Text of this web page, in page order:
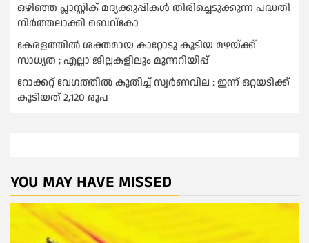
ഒഴിഞ്ഞ പ്ലാസ്റ്റിക് മദ്യക്കുപ്പികള്‍ തിരിച്ചെടുക്കുന്ന പദ്ധതി
നിര്‍ത്തലാക്കി ബെവ്കോ
കേരളത്തിൽ ശക്തമായ കാറ്റോടു കൂടിയ മഴയ്ക്ക്
സാധ്യത ; എല്ലാ ജില്ലകളിലും മുന്നറിയിപ്പ്
റോക്കറ്റ് വേഗത്തില്‍ കുതിച്ച് സ്വര്‍ണവില : ഇന്ന് ഒറ്റയടിക്ക്
കൂടിയത് 2,120 രൂപ
YOU MAY HAVE MISSED